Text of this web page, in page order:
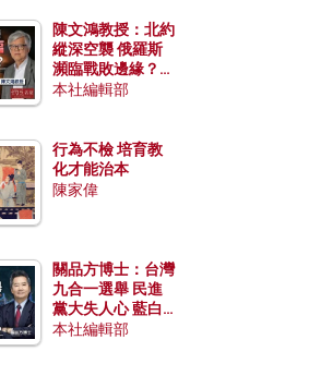
陳文鴻教授：北約
縱深空襲 俄羅斯
瀕臨戰敗邊緣？中
國零部件能左右戰
本社編輯部
行為不檢 培育教
化才能治本
陳家偉
關品方博士：台灣
九合一選舉 民進
黨大失人心 藍白
合作有望拿下七成
本社編輯部